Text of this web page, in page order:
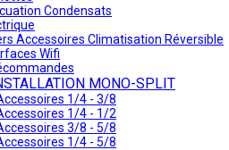
Condensats
Accessoires Climatisation Réversible
Wifi
MONO-SPLIT
1/4 - 3/8
1/4 - 1/2
3/8 - 5/8
1/4 - 5/8